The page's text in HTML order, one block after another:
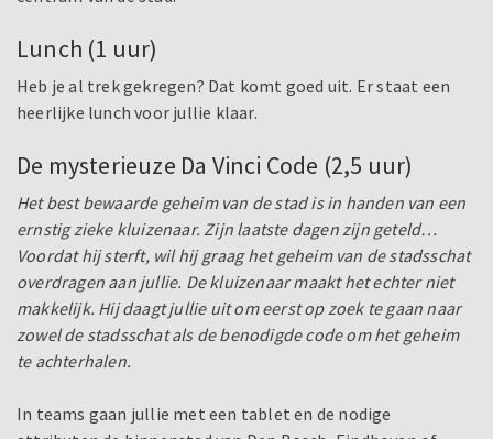
Lunch (1 uur)
Heb je al trek gekregen? Dat komt goed uit. Er staat een
heerlijke lunch voor jullie klaar.
De mysterieuze Da Vinci Code (2,5 uur)
Het best bewaarde geheim van de stad is in handen van een
ernstig zieke kluizenaar. Zijn laatste dagen zijn geteld…
Voordat hij sterft, wil hij graag het geheim van de stadsschat
overdragen aan jullie. De kluizenaar maakt het echter niet
makkelijk. Hij daagt jullie uit om eerst op zoek te gaan naar
zowel de stadsschat als de benodigde code om het geheim
te achterhalen.
In teams gaan jullie met een tablet en de nodige